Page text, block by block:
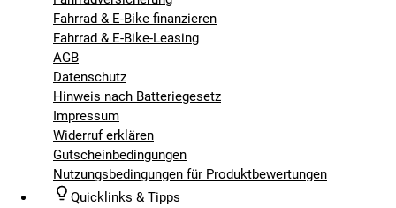
Fahrrad & E-Bike finanzieren
Fahrrad & E-Bike-Leasing
AGB
Datenschutz
Hinweis nach Batteriegesetz
Impressum
Widerruf erklären
Gutscheinbedingungen
Nutzungsbedingungen für Produktbewertungen
Quicklinks & Tipps